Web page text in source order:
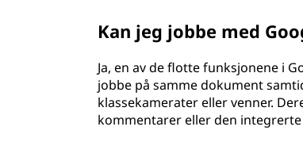
Kan jeg jobbe med
Ja, en av de flotte funksjonene i
jobbe på samme dokument
klassekamerater eller venner.
kommentarer eller den